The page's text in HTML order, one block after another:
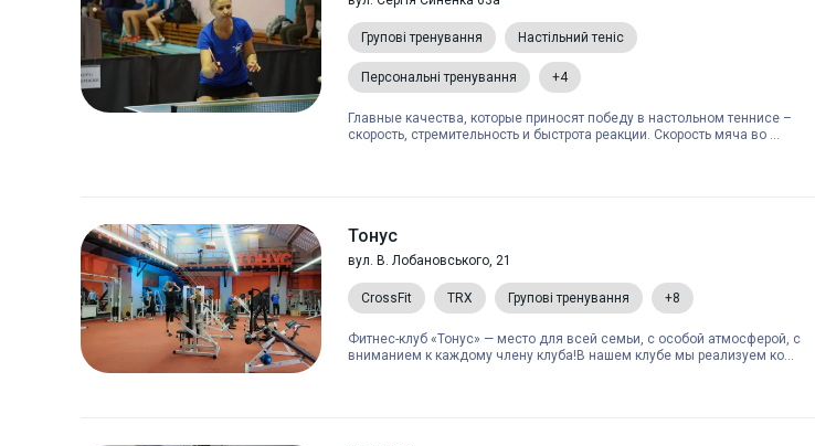
Групові тренування Настільний теніс
Персональні тренування +4
Главные качества, которые приносят победу в настольном теннисе –
скорость, стремительность и быстрота реакции. Скорость мяча во ...
Тонус
вул. В. Лобановського, 21
CrossFit TRX Групові тренування +8
Фитнес-клуб «Тонус» — место для всей семьи, с особой атмосферой, с
вниманием к каждому члену клуба!В нашем клубе мы реализуем ко...